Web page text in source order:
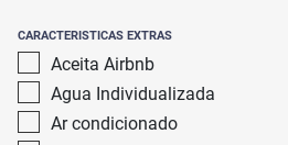
CARACTERISTICAS EXTRAS
Aceita Airbnb
Agua Individualizada
Ar condicionado